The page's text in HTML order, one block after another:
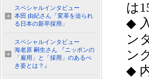
は
◆
ン
ン
◆
スペシャルインタビュー
本田 由紀さん「変革を迫られ
る日本の新卒採用」
スペシャルインタビュー
海老原 嗣生さん 『ニッポンの
「雇用」と「採用」のあるべ
き姿とは？』